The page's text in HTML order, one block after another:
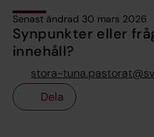
Senast ändrad 30 mars 2026
Synpunkter eller
innehåll?
stora-
Dela